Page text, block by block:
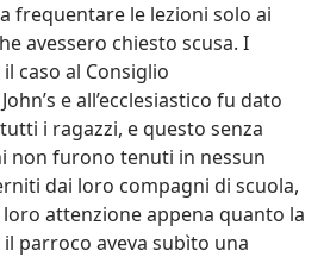
frequentare le lezioni solo ai
avessero chiesto scusa. I
caso al Consiglio
e all’ecclesiastico fu dato
i ragazzi, e questo senza
non furono tenuti in nessun
dai loro compagni di scuola,
loro attenzione appena quanto la
parroco aveva subìto una